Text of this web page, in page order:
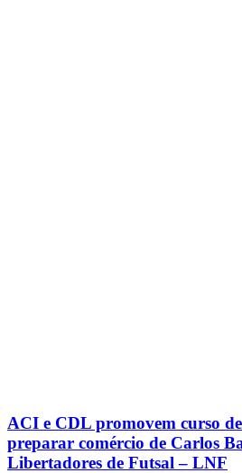
ACI e CDL promovem curso
preparar comércio de Carlos
Libertadores de Futsal – LNF